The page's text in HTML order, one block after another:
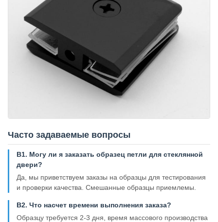
Часто задаваемые вопросы
В1. Могу ли я заказать образец петли для стеклянной
двери?
Да, мы приветствуем заказы на образцы для тестирования
и проверки качества. Смешанные образцы приемлемы.
В2. Что насчет времени выполнения заказа?
Образцу требуется 2-3 дня, время массового производства